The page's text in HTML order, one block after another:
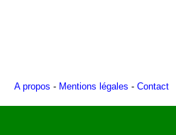
A propos - Mentions légales - Contact